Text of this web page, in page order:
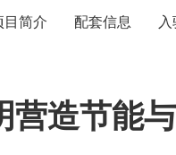
目简介 配套信息
营造节能